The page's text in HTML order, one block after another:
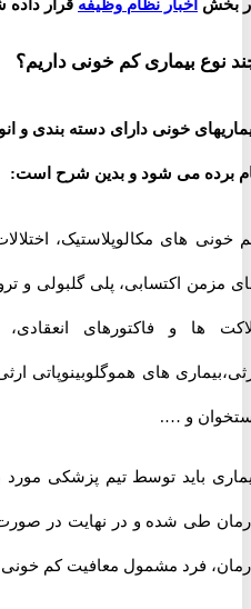
آخبار نظام وظیفهقرار داده شده
بیماری کم خونی داریم؟
خونی دارای دسته بندی و انواع
می شود و بدین شرح است:
های مکالوپلاستیک، اختلالات
اکتسابی، پلی گلبولی و
ها و فاکتورهای انعقادی،
های هموگلوبینوپاتی ارثی،
و ….
باید توسط تیم پزشکی مورد
طی شده و در نهایت در صورت عدم
فرد مشمول معافیت کم خونی اخذ